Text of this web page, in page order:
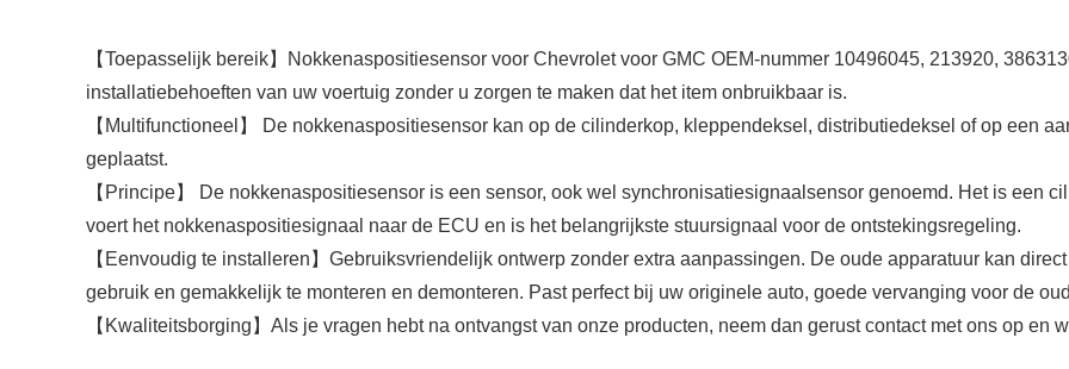
【Toepasselijk bereik】Nokkenaspositiesensor voor Chevrolet voor GMC OEM-nummer 10496045, 213920,
installatiebehoeften van uw voertuig zonder u zorgen te maken dat het item onbruikbaar is.
【Multifunctioneel】 De nokkenaspositiesensor kan op de cilinderkop, kleppendeksel, distributiedeksel of op een
geplaatst.
【Principe】 De nokkenaspositiesensor is een sensor, ook wel synchronisatiesignaalsensor genoemd. Het is een
voert het nokkenaspositiesignaal naar de ECU en is het belangrijkste stuursignaal voor de ontstekingsregeling.
【Eenvoudig te installeren】Gebruiksvriendelijk ontwerp zonder extra aanpassingen. De oude apparatuur kan
gebruik en gemakkelijk te monteren en demonteren. Past perfect bij uw originele auto, goede vervanging voor de
【Kwaliteitsborging】Als je vragen hebt na ontvangst van onze producten, neem dan gerust contact met ons op en